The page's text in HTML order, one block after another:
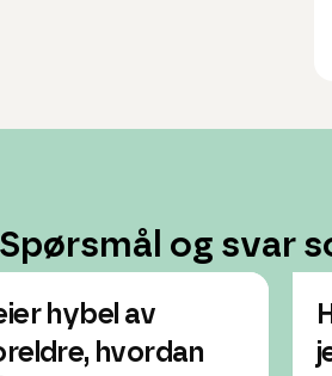
Spørsmål og svar
hybel av
hvordan